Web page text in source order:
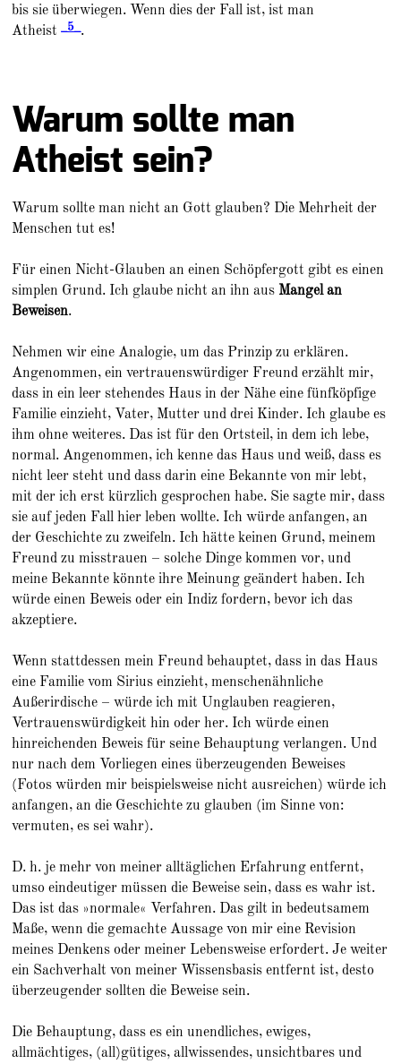
bis sie überwiegen. Wenn dies der Fall ist, ist man
Atheist
_5_ .
Warum sollte man
Atheist sein?
Warum sollte man nicht an Gott glauben? Die Mehrheit der
Menschen tut es!
Für einen Nicht-Glauben an einen Schöpfergott gibt es einen
simplen Grund. Ich glaube nicht an ihn aus Mangel an
Beweisen.
Nehmen wir eine Analogie, um das Prinzip zu erklären.
Angenommen, ein vertrauenswürdiger Freund erzählt mir,
dass in ein leer stehendes Haus in der Nähe eine fünfköpfige
Familie einzieht, Vater, Mutter und drei Kinder. Ich glaube es
ihm ohne weiteres. Das ist für den Ortsteil, in dem ich lebe,
normal. Angenommen, ich kenne das Haus und weiß, dass es
nicht leer steht und dass darin eine Bekannte von mir lebt,
mit der ich erst kürzlich gesprochen habe. Sie sagte mir, dass
sie auf jeden Fall hier leben wollte. Ich würde anfangen, an
der Geschichte zu zweifeln. Ich hätte keinen Grund, meinem
Freund zu misstrauen – solche Dinge kommen vor, und
meine Bekannte könnte ihre Meinung geändert haben. Ich
würde einen Beweis oder ein Indiz fordern, bevor ich das
akzeptiere.
Wenn stattdessen mein Freund behauptet, dass in das Haus
eine Familie vom Sirius einzieht, menschenähnliche
Außerirdische – würde ich mit Unglauben reagieren,
Vertrauenswürdigkeit hin oder her. Ich würde einen
hinreichenden Beweis für seine Behauptung verlangen. Und
nur nach dem Vorliegen eines überzeugenden Beweises
(Fotos würden mir beispielsweise nicht ausreichen) würde ich
anfangen, an die Geschichte zu glauben (im Sinne von:
vermuten, es sei wahr).
D. h. je mehr von meiner alltäglichen Erfahrung entfernt,
umso eindeutiger müssen die Beweise sein, dass es wahr ist.
Das ist das »normale« Verfahren. Das gilt in bedeutsamem
Maße, wenn die gemachte Aussage von mir eine Revision
meines Denkens oder meiner Lebensweise erfordert. Je weiter
ein Sachverhalt von meiner Wissensbasis entfernt ist, desto
überzeugender sollten die Beweise sein.
Die Behauptung, dass es ein unendliches, ewiges,
allmächtiges, (all)gütiges, allwissendes, unsichtbares und